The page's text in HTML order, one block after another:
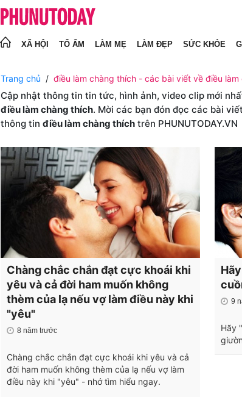
XÃ HỘI TỔ ẤM LÀM MẸ LÀM ĐẸP SỨC KHỎE
Trang chủ điều làm chàng thích - các bài viết về điều
Cập nhật thông tin tin tức, hình ảnh, video clip mới
điều làm chàng thích. Mời các bạn đón đọc các bài
thông tin điều làm chàng thích trên PHUNUTODAY.VN
Chàng chắc chắn đạt cực khoái khi
yêu và cả đời ham muốn không
thèm của lạ nếu vợ làm điều này khi
"yêu"
8 năm trước
Chàng chắc chắn đạt cực khoái khi yêu và cả
đời ham muốn không thèm của lạ nếu vợ làm
điều này khi "yêu" - nhớ tìm hiểu ngay.
9
Hãy